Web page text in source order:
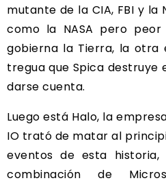
mutante de la CIA, FBI y la
como la NASA pero
gobierna la Tierra, la otra
tregua que Spica destruye
darse cuenta.
Luego está Halo, la
IO trató de matar al
eventos de esta
combinación de